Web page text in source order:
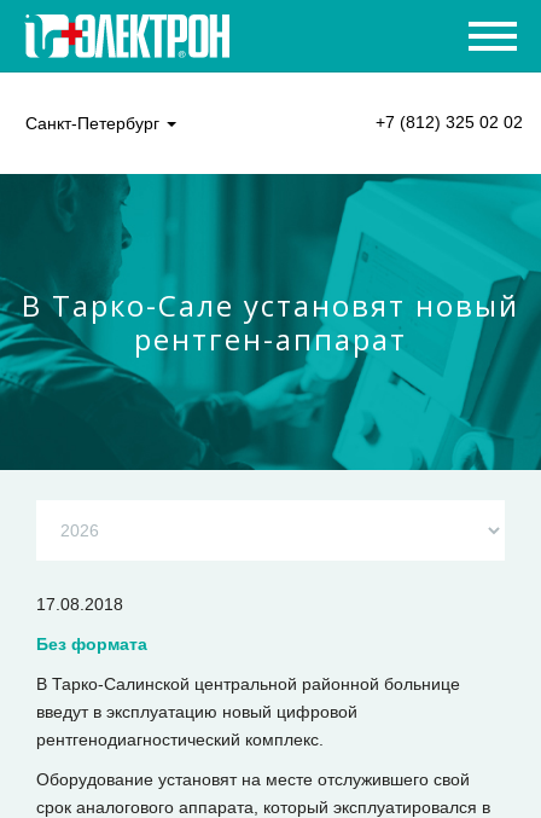
Санкт-Петербург +7 (812) 325 02 02
В Тарко-Сале установят новый
рентген-аппарат
17.08.2018
Без формата
В Тарко-Салинской центральной районной больнице
введут в эксплуатацию новый цифровой
рентгенодиагностический комплекс.
Оборудование установят на месте отслужившего свой
срок аналогового аппарата, который эксплуатировался в